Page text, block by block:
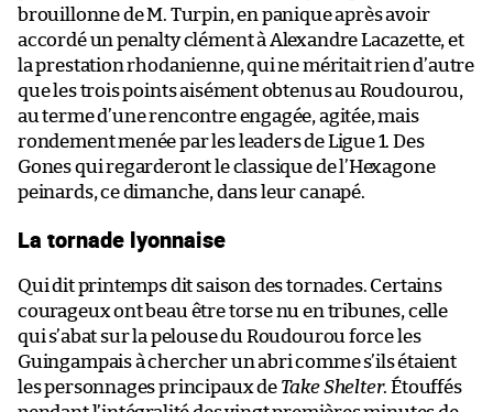
brouillonne de M. Turpin, en panique après avoir
accordé un penalty clément à Alexandre Lacazette, et
la prestation rhodanienne, qui ne méritait rien d’autre
que les trois points aisément obtenus au Roudourou,
au terme d’une rencontre engagée, agitée, mais
rondement menée par les leaders de Ligue 1. Des
Gones qui regarderont le classique de l’Hexagone
peinards, ce dimanche, dans leur canapé.
La tornade lyonnaise
Qui dit printemps dit saison des tornades. Certains
courageux ont beau être torse nu en tribunes, celle
qui s’abat sur la pelouse du Roudourou force les
Guingampais à chercher un abri comme s’ils étaient
les personnages principaux de Take Shelter. Étouffés